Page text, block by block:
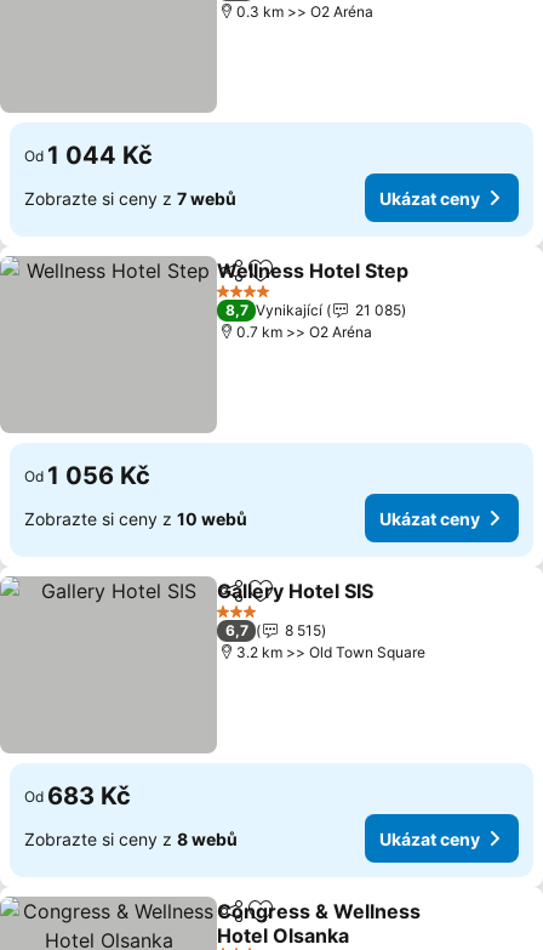
0.3 km >> O2 Aréna
Od 1 044 Kč
Zobrazte si ceny z 7 webů Ukázat ceny
SdíletPřidat na seznam oblíbených
Wellness Hotel Step
4 Počet hvězdiček
8,7 Vynikající
21 085
0.7 km >> O2 Aréna
Od 1 056 Kč
Zobrazte si ceny z 10 webů Ukázat ceny
SdíletPřidat na seznam oblíbených
Gallery Hotel SIS
3 Počet hvězdiček
6,7
8 515
3.2 km >> Old Town Square
Od 683 Kč
Zobrazte si ceny z 8 webů Ukázat ceny
SdíletPřidat na seznam oblíbených
Congress & Wellness
Hotel Olsanka